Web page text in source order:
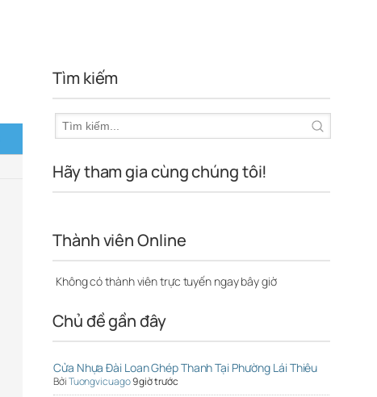
Tìm kiếm
Hãy tham gia cùng chúng tôi!
Thành viên Online
Không có thành viên trực tuyến ngay bây giờ
Chủ đề gần đây
Cửa Nhựa Đài Loan Ghép Thanh Tại Phường Lái Thiêu
BởiTuongvicuago9 giờ trước